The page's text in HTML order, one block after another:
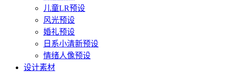
儿童LR预设
风光预设
婚礼预设
日系小清新预设
情绪人像预设
设计素材